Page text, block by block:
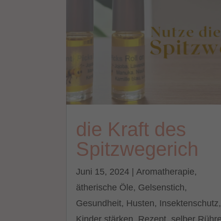
die Kraft des
Spitzwegerich
Juni 15, 2024 |Aromatherapie,
ätherische Öle, Gelsenstich,
Gesundheit, Husten, Insektenschutz,